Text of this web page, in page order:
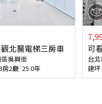
北醫電梯三房車
吳興街
房2廳 25.0年
可
台
建坪